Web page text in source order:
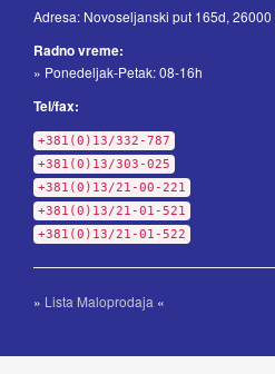
Adresa: Novoseljanski put 165d, 26000
Radno vreme:
» Ponedeljak-Petak: 08-16h
Tel/fax:
+381(0)13/332-787
+381(0)13/303-025
+381(0)13/21-00-221
+381(0)13/21-01-521
+381(0)13/21-01-522
» Lista Maloprodaja «